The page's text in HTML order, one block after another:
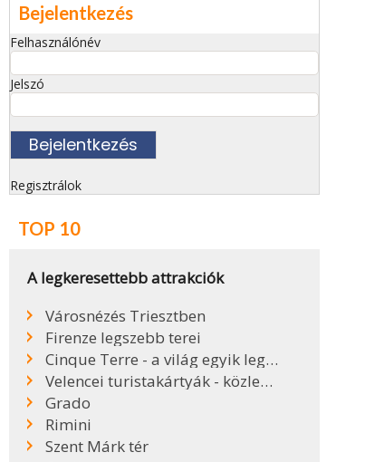
Bejelentkezés
Felhasználónév
Jelszó
Regisztrálok
TOP 10
A legkeresettebb attrakciók
Városnézés Triesztben
Firenze legszebb terei
Cinque Terre - a világ egyik legszebb partszakasza
Velencei turistakártyák - közlekedés Velencében
Grado
Rimini
Szent Márk tér